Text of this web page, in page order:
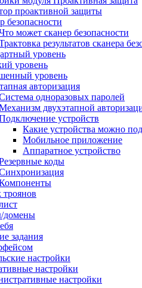
проактивной защиты
безопасности
может сканер безопасности
результатов сканера
уровень
уровень
уровень
авторизация
одноразовых паролей
двухэтапной
устройств
Какие устройства можно
Мобильное приложение
Аппаратное устройство
коды
домены
задания
настройки
настройки
настройки